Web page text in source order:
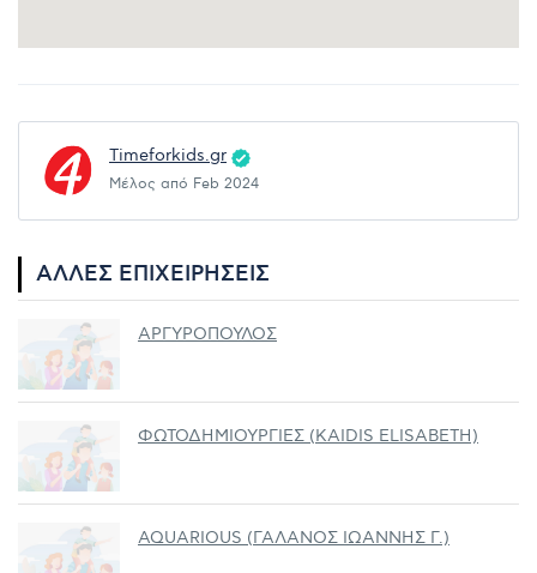
Timeforkids.gr
Μέλος από Feb 2024
ΆΛΛΕΣ ΕΠΙΧΕΙΡΉΣΕΙΣ
ΑΡΓΥΡΟΠΟΥΛΟΣ
ΦΩΤΟΔΗΜΙΟΥΡΓΙΕΣ (KAIDIS ELISABETH)
AQUARIOUS (ΓΑΛΑΝΟΣ ΙΩΑΝΝΗΣ Γ.)